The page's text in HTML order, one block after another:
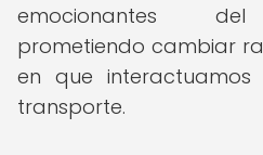
emocionantes del
prometiendo cambiar
en que
transporte.